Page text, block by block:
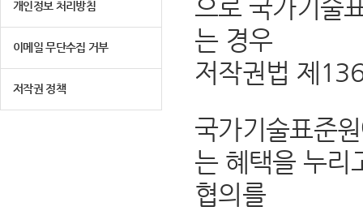
개인정보 처리방침
이메일 무단수집 거부
저작권 정책
으로 국가기술
는 경우
저작권법 제
국가기술표준
는 혜택을 누리
협의를